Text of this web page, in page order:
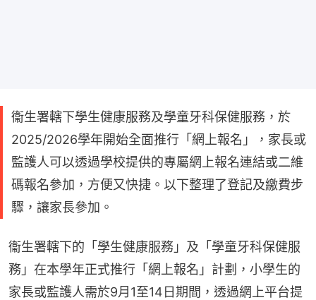
衞生署轄下學生健康服務及學童牙科保健服務，於
2025/2026學年開始全面推行「網上報名」，家長或
監護人可以透過學校提供的專屬網上報名連結或二維
碼報名參加，方便又快捷。以下整理了登記及繳費步
驟，讓家長參加。
衞生署轄下的「學生健康服務」及「學童牙科保健服
務」在本學年正式推行「網上報名」計劃，小學生的
家長或監護人需於9月1至14日期間，透過網上平台提